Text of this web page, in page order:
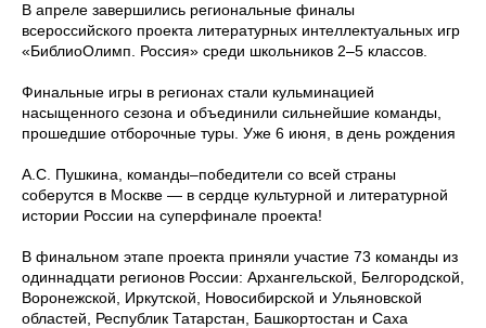
В апреле завершились региональные финалы
всероссийского проекта литературных интеллектуальных игр
«БиблиоОлимп. Россия» среди школьников 2–5 классов.
Финальные игры в регионах стали кульминацией
насыщенного сезона и объединили сильнейшие команды,
прошедшие отборочные туры. Уже 6 июня, в день рождения
А.С. Пушкина, команды–победители со всей страны
соберутся в Москве — в сердце культурной и литературной
истории России на суперфинале проекта!
В финальном этапе проекта приняли участие 73 команды из
одиннадцати регионов России: Архангельской, Белгородской,
Воронежской, Иркутской, Новосибирской и Ульяновской
областей, Республик Татарстан, Башкортостан и Саха